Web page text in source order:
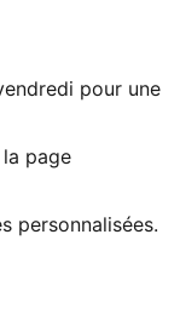
moins 30 %
un amorti et
conçue
talon ultra-
pour une
page
personnalisées.